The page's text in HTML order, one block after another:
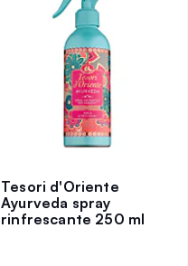
Tesori d'Oriente
Ayurveda spray
rinfrescante 250 ml